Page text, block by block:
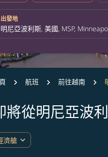
出發地
航班 前往越南
將從明尼亞波
濟艙 expand_more
合您設定條件的票價，請調